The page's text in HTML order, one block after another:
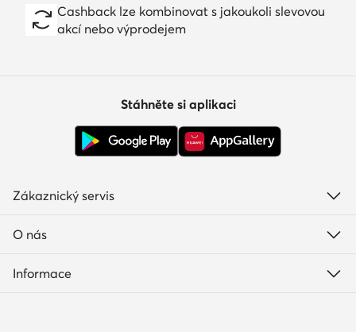
Cashback lze kombinovat s jakoukoli slevovou
akcí nebo výprodejem
Stáhněte si aplikaci
Zákaznický servis
O nás
Informace